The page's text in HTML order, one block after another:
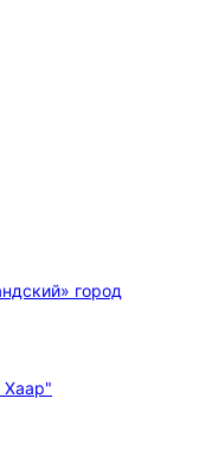
город